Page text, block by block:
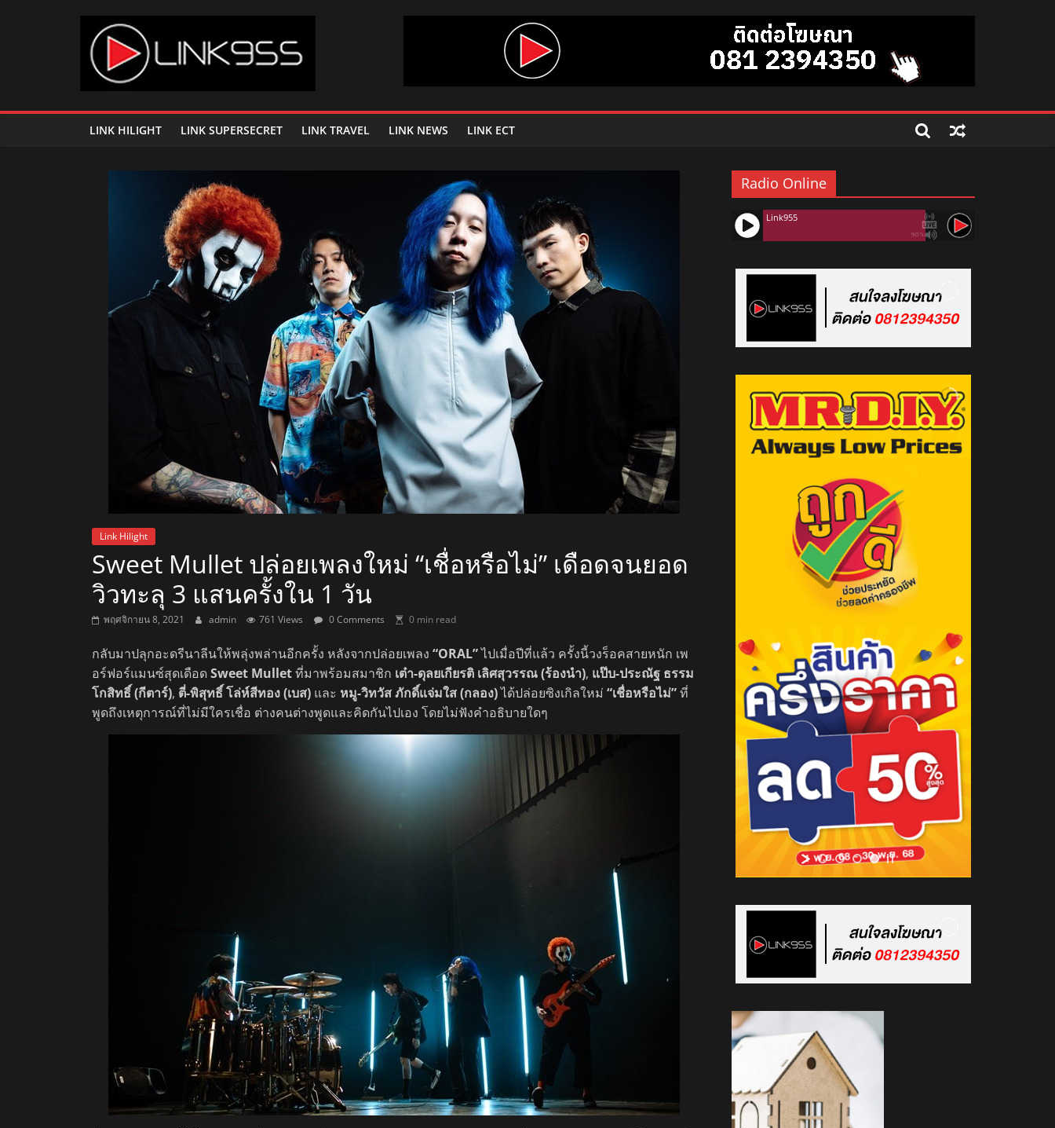
Link
95.5
คลื่น
คูล
ลพบุรี
สถานี
วิทยุ
ลพบุรี
วิทยุ
FM
LINK HILIGHT LINK SUPERSECRET LINK TRAVEL LINK NEWS LINK ECT
Link Hilight
Sweet Mullet ปล่อยเพลงใหม่ “เชื่อหรือไม่” เดือดจนยอด
วิวทะลุ 3 แสนครั้งใน 1 วัน
พฤศจิกายน 8, 2021 admin 761 Views 0 Comments 0 min read
กลับมาปลุกอะดรีนาลีนให้พลุ่งพล่านอีกครั้ง หลังจากปล่อยเพลง “ORAL”ไปเมื่อปีที่แล้ว ครั้งนี้วงร็อคสายหนัก เพ
อร์ฟอร์แมนซ์สุดเดือดSweet Mulletที่มาพร้อมสมาชิก เต๋า-ดุลยเกียรติ เลิศสุวรรณ (ร้องนำ), แป๊บ-ประณัฐ ธรรม
โกสิทธิ์ (กีตาร์), ตี่-พิสุทธิ์ โล่ห์สีทอง (เบส) และ หมู-วิทวัส ภักดิ์แจ่มใส (กลอง)ได้ปล่อยซิงเกิลใหม่ “เชื่อหรือไม่”ที่
พูดถึงเหตุการณ์ที่ไม่มีใครเชื่อ ต่างคนต่างพูดและคิดกันไปเอง โดยไม่ฟังคำอธิบายใดๆ
Radio Online
90%
Link955